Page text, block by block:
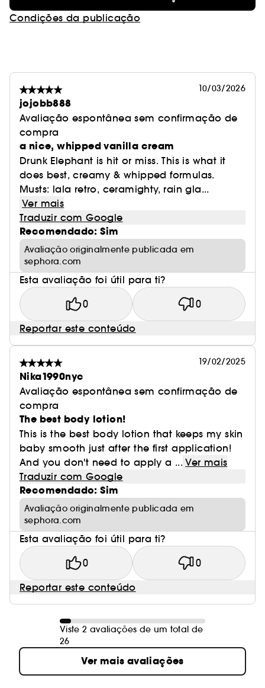
Condições da publicação
10/03/2026
jojobb888
Avaliação espontânea sem confirmação de
compra
a nice, whipped vanilla cream
Drunk Elephant is hit or miss. This is what it
does best, creamy & whipped formulas.
Musts: lala retro, ceramighty, rain gla...
Ver mais
Traduzir com Google
Recomendado: Sim
Avaliação originalmente publicada em
sephora.com
Esta avaliação foi útil para ti?
0 0
Reportar este conteúdo
19/02/2025
Nika1990nyc
Avaliação espontânea sem confirmação de
compra
The best body lotion!
This is the best body lotion that keeps my skin
baby smooth just after the first application!
And you don't need to apply a ... Ver mais
Traduzir com Google
Recomendado: Sim
Avaliação originalmente publicada em
sephora.com
Esta avaliação foi útil para ti?
0 0
Reportar este conteúdo
Viste 2 avaliações de um total de
26
Ver mais avaliações